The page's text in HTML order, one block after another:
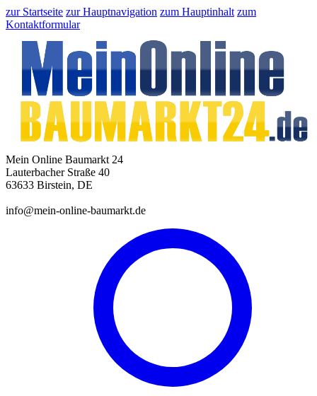
zur Startseite zur Hauptnavigation zum Hauptinhalt zum
Kontaktformular
Mein Online Baumarkt 24
Lauterbacher Straße 40
63633 Birstein, DE
info@mein-online-baumarkt.de